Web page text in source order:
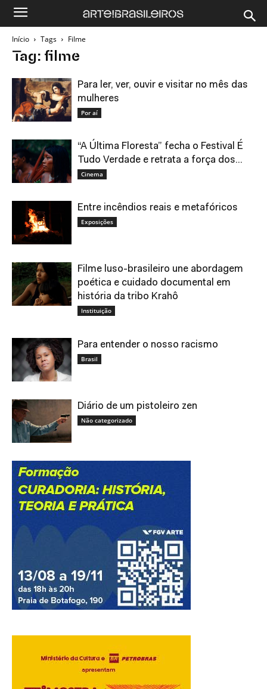
Início Tags Filme
Tag: filme
Para ler, ver, ouvir e visitar no mês das
mulheres
Por aí
“A Última Floresta” fecha o Festival É
Tudo Verdade e retrata a força dos...
Cinema
Entre incêndios reais e metafóricos
Exposições
Filme luso-brasileiro une abordagem
poética e cuidado documental em
história da tribo Krahô
Instituição
Para entender o nosso racismo
Brasil
Diário de um pistoleiro zen
Não categorizado